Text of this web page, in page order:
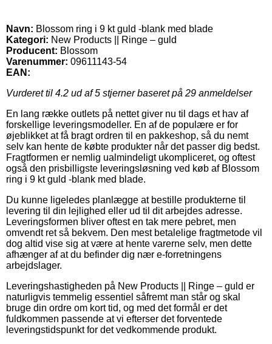
Navn: Blossom ring i 9 kt guld -blank med blade
Kategori: New Products || Ringe – guld
Producent: Blossom
Varenummer: 09611143-54
EAN:
Vurderet til 4.2 ud af 5 stjerner baseret på 29 anmeldelser
En lang række outlets på nettet giver nu til dags et hav af
forskellige leveringsmodeller. En af de populære er for
øjeblikket at få bragt ordren til en pakkeshop, så du nemt
selv kan hente de købte produkter når det passer dig bedst.
Fragtformen er nemlig ualmindeligt ukompliceret, og oftest
også den prisbilligste leveringsløsning ved køb af Blossom
ring i 9 kt guld -blank med blade.
Du kunne ligeledes planlægge at bestille produkterne til
levering til din lejlighed eller ud til dit arbejdes adresse.
Leveringsformen bliver oftest en tak mere pebret, men
omvendt ret så bekvem. Den mest betalelige fragtmetode vil
dog altid vise sig at være at hente varerne selv, men dette
afhænger af at du befinder dig nær e-forretningens
arbejdslager.
Leveringshastigheden på New Products || Ringe – guld er
naturligvis temmelig essentiel såfremt man står og skal
bruge din ordre om kort tid, og med det formål er det
fuldkommen passende at vi efterser det forventede
leveringstidspunkt for det vedkommende produkt.